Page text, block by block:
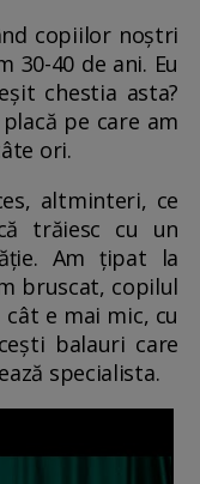
copiilor noștri
30-40 de ani. Eu
chestia asta?
pe care am
ori.
altminteri, ce
trăiesc cu un
Am țipat la
bruscat, copilul
e mai mic, cu
balauri care
specialista.